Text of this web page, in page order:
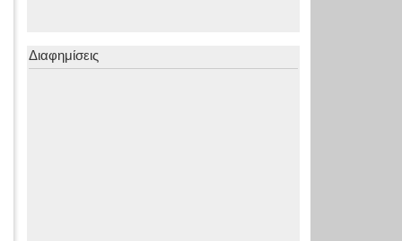
Διαφημίσεις